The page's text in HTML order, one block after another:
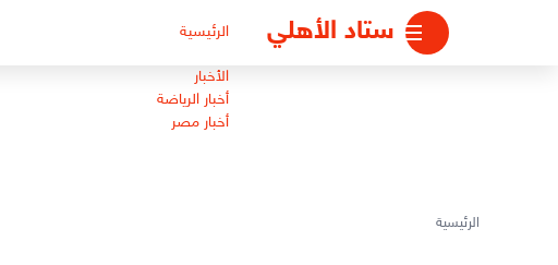
ستاد الأهلي الرئيسية
الأخبار
أخبار الرياضة
أخبار مصر
الرئيسية